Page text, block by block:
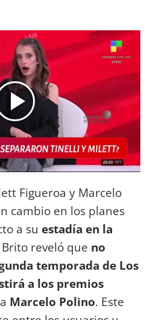
Figueroa y Marcelo
cambio en los planes
a su estadía en la
reveló que no
temporada de Los
a los premios
Marcelo Polino. Este